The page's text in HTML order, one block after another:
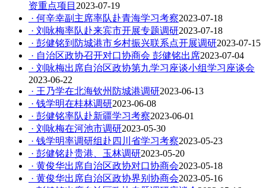
资重点项目 2023-07-19
· 何辛幸副主席率队赴青海学习考察2023-07-18
· 刘咏梅率队赴来宾市开展专题调研2023-07-18
· 彭健铭到防城港市乡村振兴联系点开展调研2023-07-15
· 自治区政协召开对口协商会 彭健铭出席2023-07-04
· 刘咏梅出席自治区政协第九学习座谈小组学习座谈会
2023-06-22
· 王乃学在北海钦州防城港调研2023-06-13
· 钱学明在桂林调研2023-06-08
· 彭健铭率队赴新疆学习考察2023-06-01
· 刘咏梅在河池市调研2023-05-30
· 钱学明率调研组赴四川省学习考察2023-05-23
· 彭健铭赴贵港、玉林调研2023-05-20
· 黄俊华出席自治区政协对口协商会2023-05-18
· 黄俊华出席自治区政协界别协商会2023-05-16